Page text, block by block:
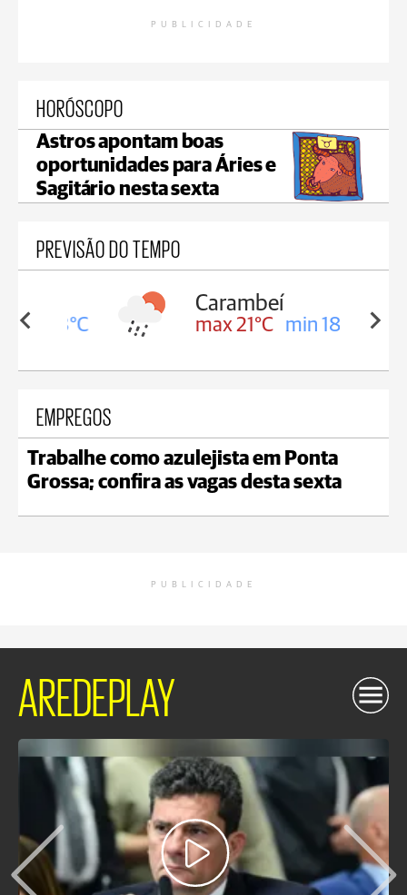
PUBLICIDADE
HORÓSCOPO
Astros apontam boas
oportunidades para Áries e
Sagitário nesta sexta
PREVISÃO DO TEMPO
18°C
Carambeí
max 21°C min 18°C
EMPREGOS
Trabalhe como azulejista em Ponta
Grossa; confira as vagas desta sexta
PUBLICIDADE
AREDEPLAY